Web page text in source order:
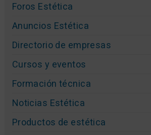
Foros Estética
Anuncios Estética
Directorio de empresas
Cursos y eventos
Formación técnica
Noticias Estética
Productos de estética